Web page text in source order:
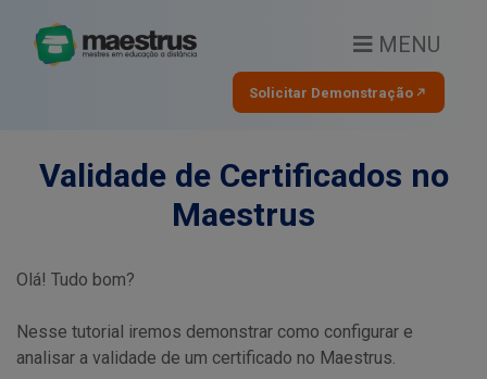
MENU
Solicitar Demonstração
Validade de Certificados no
Maestrus
Olá! Tudo bom?
Nesse tutorial iremos demonstrar como configurar e
analisar a validade de um certificado no Maestrus.